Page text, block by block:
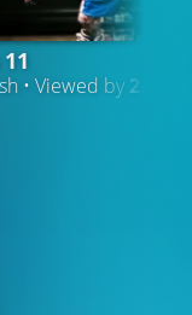
• Viewed by 2.676